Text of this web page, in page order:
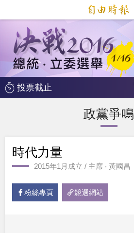
投票截止
政黨爭鳴
時代力量
2015年1月成立 / 主席 ‧ 黃國昌
粉絲專頁 競選網站